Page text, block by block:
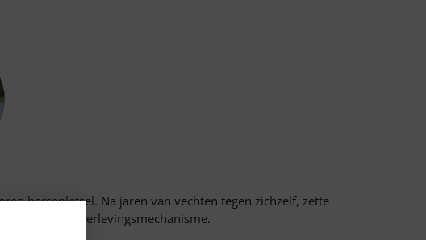
hersenletsel. Na jaren van vechten tegen zichzelf, zette
over haar overlevingsmechanisme.